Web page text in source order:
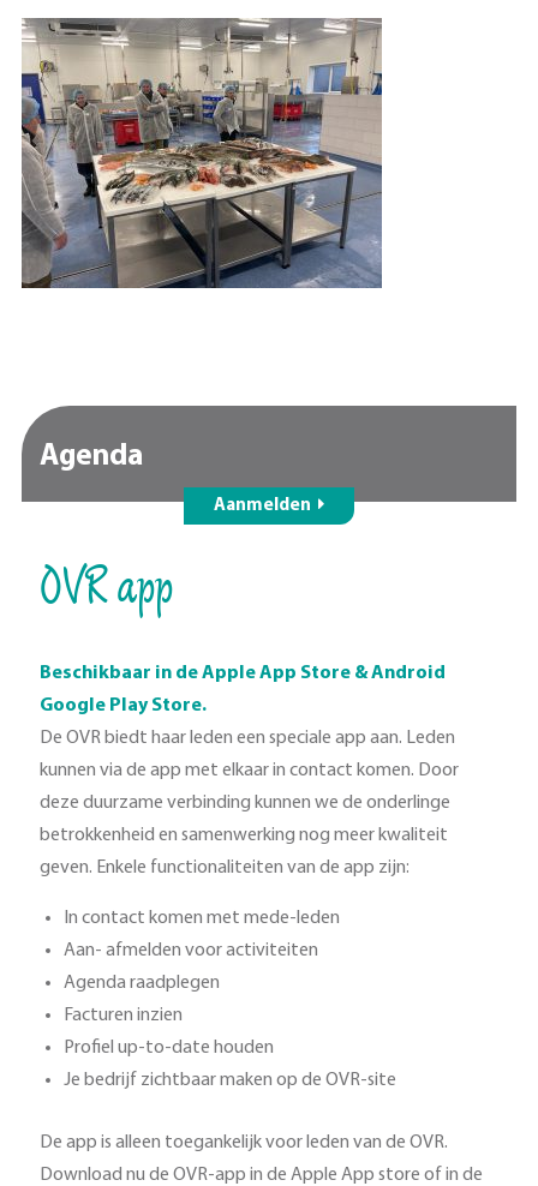
Agenda
Aanmelden
OVR app
Beschikbaar in de Apple App Store & Android
Google Play Store.
De OVR biedt haar leden een speciale app aan. Leden
kunnen via de app met elkaar in contact komen. Door
deze duurzame verbinding kunnen we de onderlinge
betrokkenheid en samenwerking nog meer kwaliteit
geven. Enkele functionaliteiten van de app zijn:
In contact komen met mede-leden
Aan- afmelden voor activiteiten
Agenda raadplegen
Facturen inzien
Profiel up-to-date houden
Je bedrijf zichtbaar maken op de OVR-site
De app is alleen toegankelijk voor leden van de OVR.
Download nu de OVR-app in de Apple App store of in de